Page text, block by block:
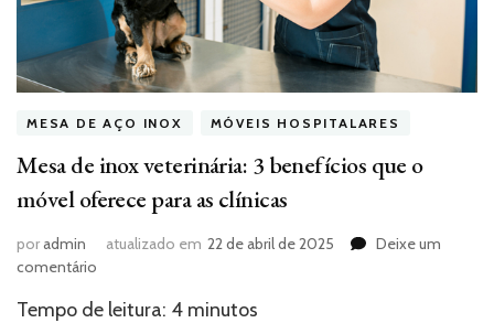
MESA DE AÇO INOX MÓVEIS HOSPITALARES
Mesa de inox veterinária: 3 benefícios que o
móvel oferece para as clínicas
poradmin atualizado em 22 de abril de 2025
Deixe um
comentário
de
Tempo de leitura: 4 minutos